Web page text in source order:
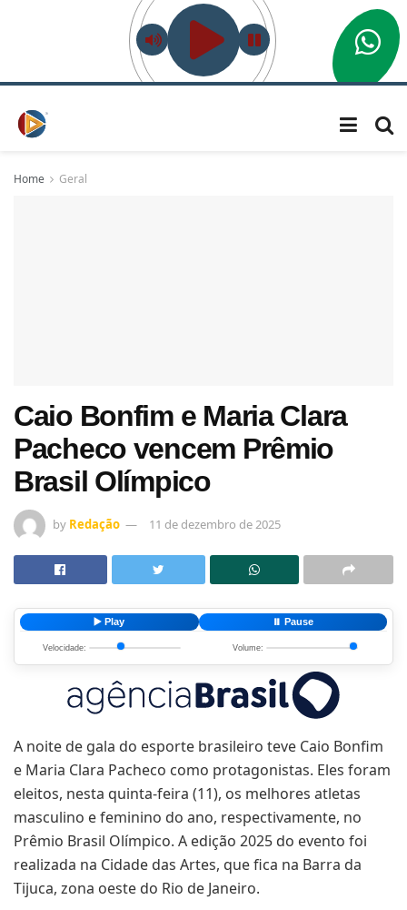
Home Geral
Caio Bonfim e Maria Clara
Pacheco vencem Prêmio
Brasil Olímpico
by Redação 11 de dezembro de 2025
▶️ Play ⏸️ Pause
Velocidade: Volume:
A noite de gala do esporte brasileiro teve Caio Bonfim
e Maria Clara Pacheco como protagonistas. Eles foram
eleitos, nesta quinta-feira (11), os melhores atletas
masculino e feminino do ano, respectivamente, no
Prêmio Brasil Olímpico. A edição 2025 do evento foi
realizada na Cidade das Artes, que fica na Barra da
Tijuca, zona oeste do Rio de Janeiro.